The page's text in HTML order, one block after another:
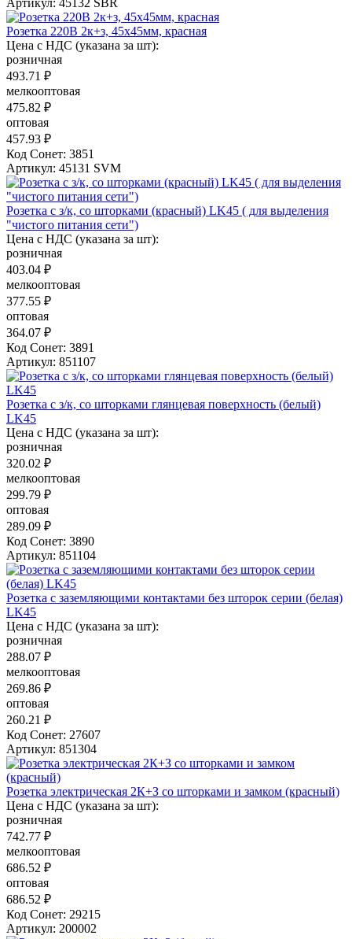
Розетка 220В 2к+з, 45х45мм, красная
Цена с НДС (указана за шт):
розничная
493.71 ₽
мелкооптовая
475.82 ₽
оптовая
457.93 ₽
Код Сонет: 3851
Артикул: 45131 SVM
Розетка с з/к, со шторками (красный) LK45 ( для выделения
"чиcтого питания сети")
Цена с НДС (указана за шт):
розничная
403.04 ₽
мелкооптовая
377.55 ₽
оптовая
364.07 ₽
Код Сонет: 3891
Артикул: 851107
Розетка с з/к, со шторками глянцевая поверхность (белый)
LK45
Цена с НДС (указана за шт):
розничная
320.02 ₽
мелкооптовая
299.79 ₽
оптовая
289.09 ₽
Код Сонет: 3890
Артикул: 851104
Розетка с заземляющими контактами без шторок серии (белая)
LK45
Цена с НДС (указана за шт):
розничная
288.07 ₽
мелкооптовая
269.86 ₽
оптовая
260.21 ₽
Код Сонет: 27607
Артикул: 851304
Розетка электрическая 2К+З со шторками и замком (красный)
Цена с НДС (указана за шт):
розничная
742.77 ₽
мелкооптовая
686.52 ₽
оптовая
686.52 ₽
Код Сонет: 29215
Артикул: 200002